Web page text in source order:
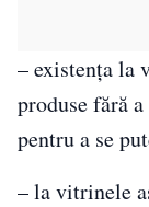
– existența la
produse fără
pentru a se
– la vitrinele